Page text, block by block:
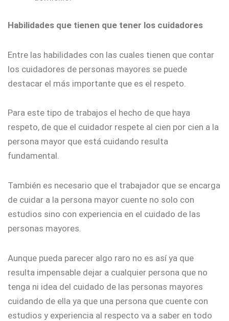
Habilidades que tienen que tener los cuidadores
Entre las habilidades con las cuales tienen que contar
los cuidadores de personas mayores se puede
destacar el más importante que es el respeto.
Para este tipo de trabajos el hecho de que haya
respeto, de que el cuidador respete al cien por cien a la
persona mayor que está cuidando resulta
fundamental.
También es necesario que el trabajador que se encarga
de cuidar a la persona mayor cuente no solo con
estudios sino con experiencia en el cuidado de las
personas mayores.
Aunque pueda parecer algo raro no es así ya que
resulta impensable dejar a cualquier persona que no
tenga ni idea del cuidado de las personas mayores
cuidando de ella ya que una persona que cuente con
estudios y experiencia al respecto va a saber en todo